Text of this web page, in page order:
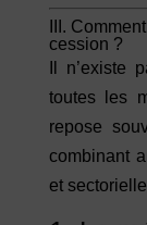
III.
cession ?
Il n’existe
toutes les
repose
combinant
et